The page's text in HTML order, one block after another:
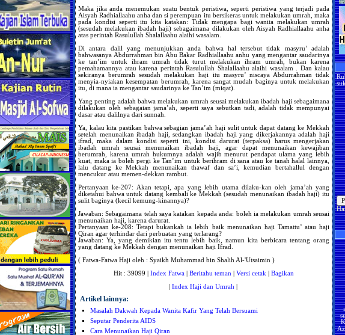
Maka jika anda menemukan suatu bentuk peristiwa, seperti peristiwa yang terjadi pada
Aisyah Radhiallaahu anha dan si perempuan itu bersikeras untuk melakukan umrah, maka
pada kondisi seperti itu kita katakan: Tidak mengapa bagi wanita melakukan umrah
(sesudah melakukan ibadah haji) sebagaimana dilakukan oleh Aisyah Radhiallaahu anha
atas perintah Rasulullah Shalallaahu alaihi wasalam.
Di antara dalil yang menunjukkan anda bahwa hal tersebut tidak masyru’ adalah
bahwasanya Abdurrahman bin Abu Bakar Radhiallaahu anhu yang mengantar saudarinya
ke tan’im untuk ihram umrah tidak turut melakukan ihram umrah, bukan karena
pemahamannya atau karena perintah Rasulullah Shalallaahu alaihi wasalam . Dan kalau
sekiranya berumrah sesudah melakukan haji itu masyru’ niscaya Abdurrahman tidak
menyia-nyiakan kesempatan berumrah, karena sangat mudah baginya untuk melakukan
itu, di mana ia mengantar saudarinya ke Tan’im (miqat).
Yang penting adalah bahwa melakukan umrah seusai melakukan ibadah haji sebagaimana
dilakukan oleh sebagaian jama’ah, seperti saya sebutkan tadi, adalah tidak mempunyai
dasar atau dalilnya dari sunnah.
Ya, kalau kita pastikan bahwa sebagian jama’ah haji sulit untuk dapat datang ke Mekkah
setelah menunaikan ibadah haji, sedangkan ibadah haji yang dikerjakannya adalah haji
ifrad, maka dalam kondisi seperti ini, kondisi darurat (terpaksa) harus mengerjakan
ibadah umrah seusai menunaikan ibadah haji, agar dapat menunaikan kewajiban
berumrah, karena umrah hukumnya adalah wajib menurut pendapat ulama yang lebih
kuat, maka ia boleh pergi ke Tan’im untuk berihram di sana atau ke tanah halal lainnya,
lalu datang ke Mekkah menunaikan thawaf dan sa’i, kemudian bertahallul dengan
mencukur atau memen-dekkan rambut.
Pertanyaan ke-207: Akan tetapi, apa yang lebih utama dilaku-kan oleh jama’ah yang
diketahui bahwa untuk datang kembali ke Mekkah (sesudah menunaikan ibadah haji) itu
sulit baginya (kecil kemung-kinannya)?
Jawaban: Sebagaimana telah saya katakan kepada anda: boleh ia melakukan umrah seusai
menunaikan haji, karena darurat.
Pertanyaan ke-208: Tetapi bukankah ia lebih baik menunaikan haji Tamattu’ atau haji
Qiran agar terhindar dari perbuatan yang terlarang?
Jawaban: Ya, yang demikian itu tentu lebih baik, namun kita berbicara tentang orang
yang datang ke Mekkah dengan menunaikan haji Ifrad.
( Fatwa-Fatwa Haji oleh : Syaikh Muhammad bin Shalih Al-'Utsaimin )
Hit : 39099 | Index Fatwa Beritahu teman Versi cetak
Bagikan
Index Haji dan Umrah
Artikel lainnya:
Masalah Dakwah Kepada Wanita Kafir Yang Telah Bersuami
Seputar Penderita AIDS
Cara Menunaikan Haji Qiran